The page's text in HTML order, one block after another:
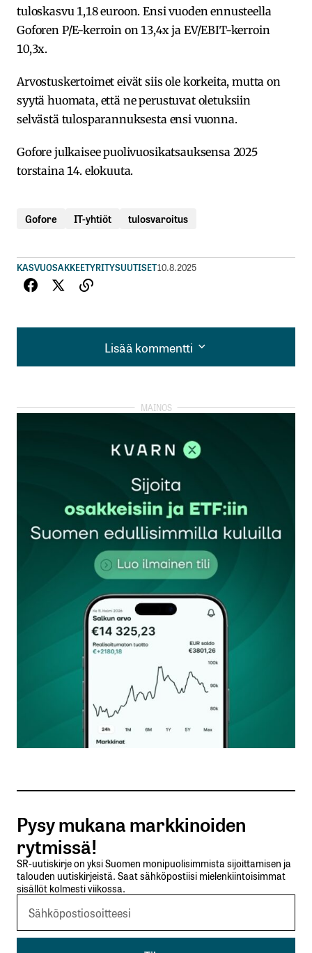
tuloskasvu 1,18 euroon. Ensi vuoden ennusteella
Goforen P/E-kerroin on 13,4x ja EV/EBIT-kerroin
10,3x.
Arvostuskertoimet eivät siis ole korkeita, mutta on
syytä huomata, että ne perustuvat oletuksiin
selvästä tulosparannuksesta ensi vuonna.
Gofore julkaisee puolivuosikatsauksensa 2025
torstaina 14. elokuuta.
Gofore IT-yhtiöt tulosvaroitus
KASVUOSAKKEETYRITYSUUTISET10.8.2025
Lisää kommentti
Lisää kommentti
kirjautua
rekisteröityä
Sähköpostiosoitettasi ei julkaista.Pakolliset
kentät on merkitty*
Kommentti*
Nimesi tai nimimerkkisi
Sähköpostiosoitteesi
Tilaa SalkunRakentajan uutiskirje
Lähetä kommentti
Pysy mukana markkinoiden
rytmissä!
SR-uutiskirje on yksi Suomen monipuolisimmista sijoittamisen ja
talouden uutiskirjeistä. Saat sähköpostiisi mielenkiintoisimmat
sisällöt kolmesti viikossa.